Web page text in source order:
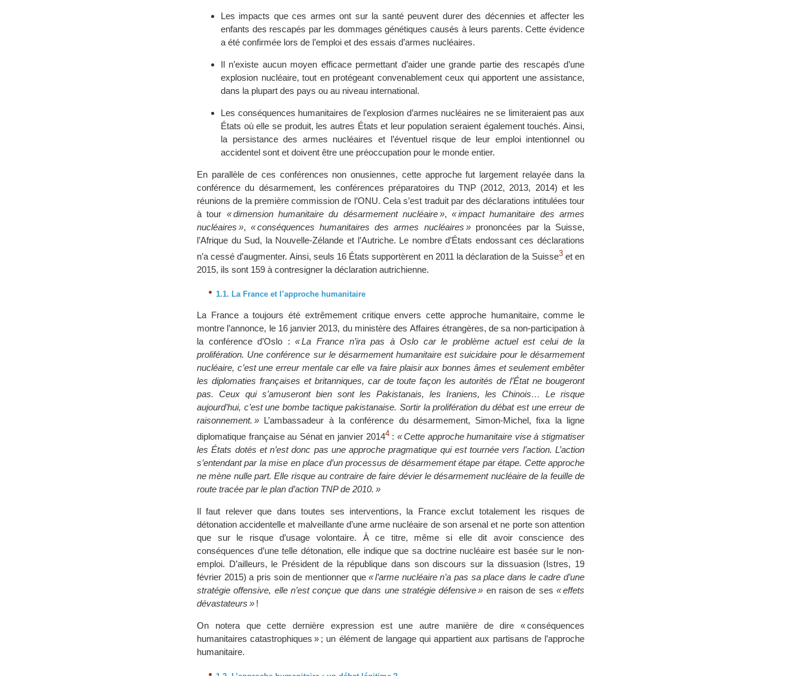
Les impacts que ces armes ont sur la santé peuvent durer des décennies et affecter les
enfants des rescapés par les dommages génétiques causés à leurs parents. Cette évidence
a été confirmée lors de l’emploi et des essais d’armes nucléaires.
Il n’existe aucun moyen efficace permettant d’aider une grande partie des rescapés d’une
explosion nucléaire, tout en protégeant convenablement ceux qui apportent une assistance,
dans la plupart des pays ou au niveau international.
Les conséquences humanitaires de l’explosion d’armes nucléaires ne se limiteraient pas aux
États où elle se produit, les autres États et leur population seraient également touchés. Ainsi,
la persistance des armes nucléaires et l’éventuel risque de leur emploi intentionnel ou
accidentel sont et doivent être une préoccupation pour le monde entier.
En parallèle de ces conférences non onusiennes, cette approche fut largement relayée dans la
conférence du désarmement, les conférences préparatoires du TNP (2012, 2013, 2014) et les
réunions de la première commission de l’ONU. Cela s’est traduit par des déclarations intitulées tour
à tour « dimension humanitaire du désarmement nucléaire »,« impact humanitaire des armes
nucléaires »,« conséquences humanitaires des armes nucléaires »prononcées par la Suisse,
l’Afrique du Sud, la Nouvelle-Zélande et l’Autriche. Le nombre d’États endossant ces déclarations
n’a cessé d’augmenter. Ainsi, seuls 16 États supportèrent en 2011 la déclaration de la Suisse3et en
2015, ils sont 159 à contresigner la déclaration autrichienne.
1.1. La France et l’approche humanitaire
La France a toujours été extrêmement critique envers cette approche humanitaire, comme le
montre l’annonce, le 16 janvier 2013, du ministère des Affaires étrangères, de sa non-participation à
la conférence d’Oslo :« La France n’ira pas à Oslo car le problème actuel est celui de la
prolifération. Une conférence sur le désarmement humanitaire est suicidaire pour le désarmement
nucléaire, c’est une erreur mentale car elle va faire plaisir aux bonnes âmes et seulement embêter
les diplomaties françaises et britanniques, car de toute façon les autorités de l’État ne bougeront
pas. Ceux qui s’amuseront bien sont les Pakistanais, les Iraniens, les Chinois… Le risque
aujourd’hui, c’est une bombe tactique pakistanaise. Sortir la prolifération du débat est une erreur de
raisonnement. » L’ambassadeur à la conférence du désarmement, Simon-Michel, fixa la ligne
diplomatique française au Sénat en janvier 20144: « Cette approche humanitaire vise à stigmatiser
les États dotés et n’est donc pas une approche pragmatique qui est tournée vers l’action. L’action
s’entendant par la mise en place d’un processus de désarmement étape par étape. Cette approche
ne mène nulle part. Elle risque au contraire de faire dévier le désarmement nucléaire de la feuille de
route tracée par le plan d’action TNP de 2010. »
Il faut relever que dans toutes ses interventions, la France exclut totalement les risques de
détonation accidentelle et malveillante d’une arme nucléaire de son arsenal et ne porte son attention
que sur le risque d’usage volontaire. À ce titre, même si elle dit avoir conscience des
conséquences d’une telle détonation, elle indique que sa doctrine nucléaire est basée sur le non-
emploi. D’ailleurs, le Président de la république dans son discours sur la dissuasion (Istres, 19
février 2015) a pris soin de mentionner que« l’arme nucléaire n’a pas sa place dans le cadre d’une
stratégie offensive, elle n’est conçue que dans une stratégie défensive » en raison de ses« effets
dévastateurs » !
On notera que cette dernière expression est une autre manière de dire « conséquences
humanitaires catastrophiques » ; un élément de langage qui appartient aux partisans de l’approche
humanitaire.